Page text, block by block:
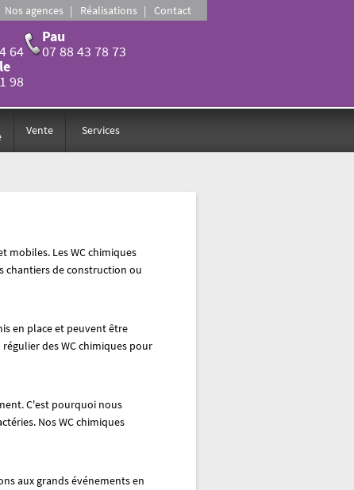
Nos agences Réalisations Contact
64
Pau
07 88 43 78 73
98
Vente Services
mobiles. Les WC chimiques
chantiers de construction ou
en place et peuvent être
des WC chimiques pour
C'est pourquoi nous
Nos WC chimiques
aux grands événements en